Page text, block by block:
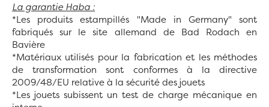
La garantie Haba :
*Les produits estampillés "Made in Germany" sont
fabriqués sur le site allemand de Bad Rodach en
Bavière
*Matériaux utilisés pour la fabrication et les méthodes
de transformation sont conformes à la directive
2009/48/EU relative à la sécurité des jouets
*Les jouets subissent un test de charge mécanique en